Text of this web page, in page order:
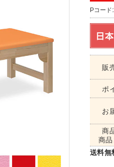
Pコー
販
ポ
お
商
商品
送料無